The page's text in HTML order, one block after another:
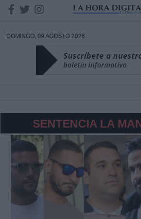
DOMINGO, 09 AGOSTO 2026
SENTENCIA LA
DATOS
Responsable:
Datos tratados:
Legitimación:
Destinatarios: